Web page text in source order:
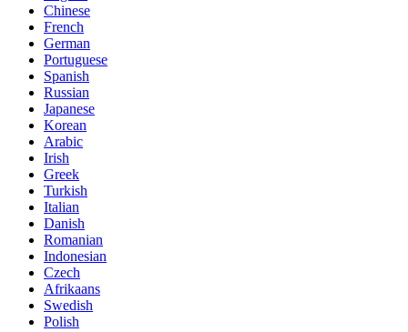
Chinese
French
German
Portuguese
Spanish
Russian
Japanese
Korean
Arabic
Irish
Greek
Turkish
Italian
Danish
Romanian
Indonesian
Czech
Afrikaans
Swedish
Polish